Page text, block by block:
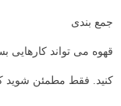
جمع بندی
قهوه می تواند کارهایی
کنید. فقط مطمئن شوید